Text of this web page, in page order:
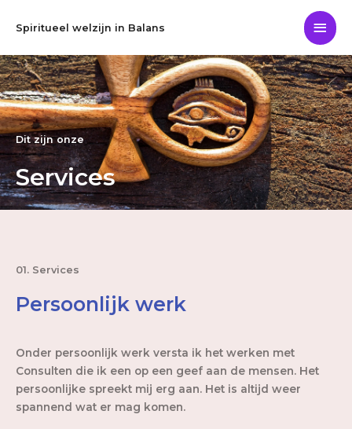
naar
inhoud
Spiritueel welzijn in Balans
Dit zijn onze
Services
01. Services
Persoonlijk werk
Onder persoonlijk werk versta ik het werken met
Consulten die ik een op een geef aan de mensen. Het
persoonlijke spreekt mij erg aan. Het is altijd weer
spannend wat er mag komen.